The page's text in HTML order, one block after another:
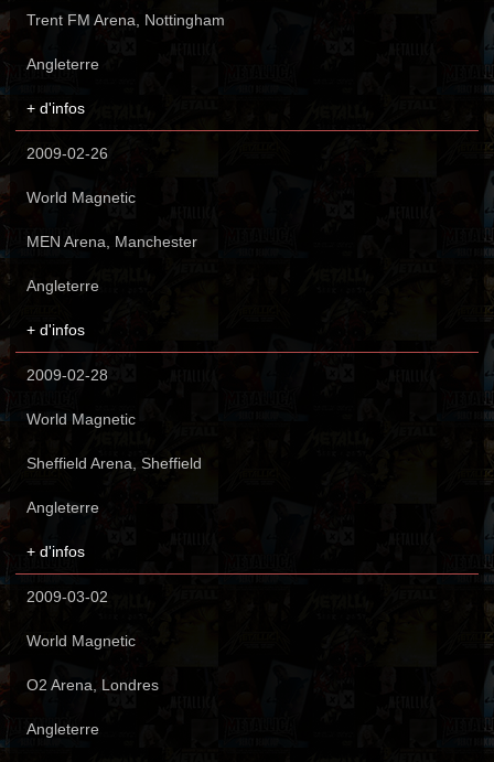
Trent FM Arena, Nottingham
Angleterre
+ d'infos
2009-02-26
World Magnetic
MEN Arena, Manchester
Angleterre
+ d'infos
2009-02-28
World Magnetic
Sheffield Arena, Sheffield
Angleterre
+ d'infos
2009-03-02
World Magnetic
O2 Arena, Londres
Angleterre